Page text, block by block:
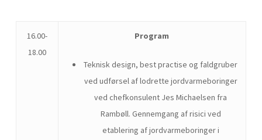
16.00-
18.00
Program
Teknisk design, best practise og faldgruber
ved udførsel af lodrette jordvarmeboringer
ved chefkonsulent Jes Michaelsen fra
Rambøll. Gennemgang af risici ved
etablering af jordvarmeboringer i